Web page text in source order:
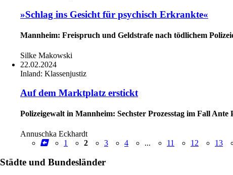
»Schlag ins Gesicht für psychisch Erkrankte«
Mannheim: Freispruch und Geldstrafe nach tödlichem
Silke Makowski
22.02.2024
Inland: Klassenjustiz
Auf dem Marktplatz erstickt
Polizeigewalt in Mannheim: Sechster Prozesstag im Fall Ante
Annuschka Eckhardt
1
2 3 4 ... 11 12 13
Städte und Bundesländer